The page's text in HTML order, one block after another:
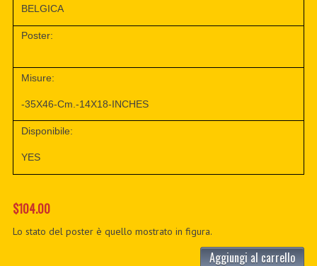
BELGICA
Poster:
Misure:
-35X46-Cm.-14X18-INCHES
Disponibile:
YES
$104.00
Lo stato del poster è quello mostrato in figura.
Aggiungi al carrello